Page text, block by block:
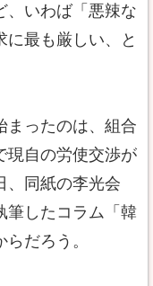
、いわば「悪辣な
最も厳しい、と
ったのは、組合
現自の労使交渉が
、同紙の李光会
筆したコラム「韓
だろう。